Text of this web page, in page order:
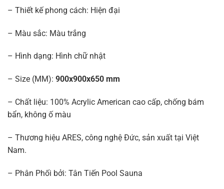
– Thiết kế phong cách: Hiện đại
– Màu sắc: Màu trắng
– Hình dạng: Hình chữ nhật
– Size (MM): 900x900x650 mm
– Chất liệu: 100% Acrylic American cao cấp, chống bám
bẩn, không ố màu
– Thương hiệu ARES, công nghệ Đức, sản xuất tại Việt
Nam.
– Phân Phối bởi: Tân Tiến Pool Sauna